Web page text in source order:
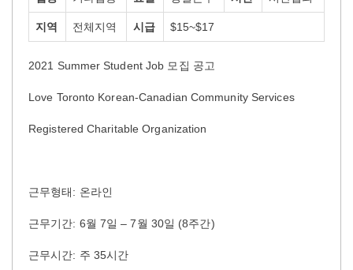
지역 전체지역 시급 $15~$17
2021 Summer Student Job 모집 공고
Love Toronto Korean-Canadian Community Services
Registered Charitable Organization
근무형태: 온라인
근무기간: 6월 7일 – 7월 30일 (8주간)
근무시간: 주 35시간